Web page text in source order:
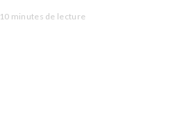
10 minutes de lecture